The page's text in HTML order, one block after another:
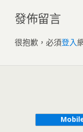
發佈留言
很抱歉，必須登入